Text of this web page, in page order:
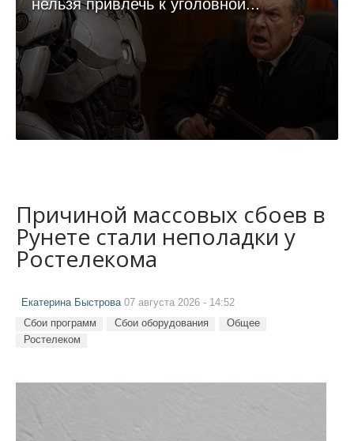
нельзя привлечь к уголовной...
Причиной массовых сбоев в
Рунете стали неполадки у
Ростелекома
Екатерина Быстрова 07 августа 2026 - 14:52
Сбои программ Сбои оборудования
Общее
Ростелеком